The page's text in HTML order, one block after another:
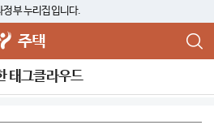
정부 누리집입니다.
주택
태그클라우드